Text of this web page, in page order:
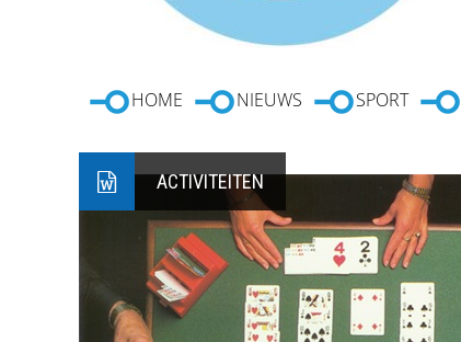
HOME NIEUWS SPORT
ACTIVITEITEN